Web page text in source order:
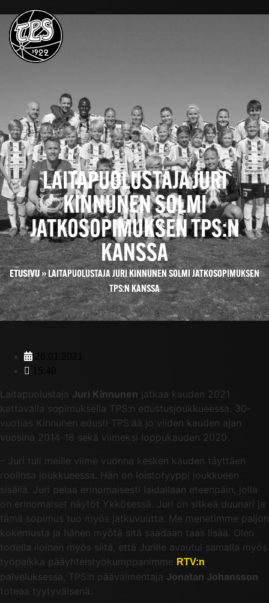
LAITAPUOLUSTAJA JURI
KINNUNEN SOLMI
JATKOSOPIMUKSEN TPS:N
KANSSA
ETUSIVU» LAITAPUOLUSTAJA JURI KINNUNEN SOLMI JATKOSOPIMUKSEN
TPS:N KANSSA
Laitapuolustaja Juri Kinnunen jatkaa kauden 2021
kattavalla sopimuksella TPS:n edustusjoukkueessa. 30-
vuotias Kinnunen edusti TPS:ää jo viiden kauden ajan
vuosina 2014-18 sekä viimeksi loppukauden 2020.
– Juri tuli meille viime vuonna kesken kauden täyttäen
roolinsa joukkueessa. Hän on loistotyyppi joukkueen
sisällä. Juri pelaa erinomaisesti laidallaan eteenpäin, jolla
on erinomaiset näytöt Ykkösessä. Juri on sitkeä duunari ja
tämä sopimus tuo myös jatkuvuutta. Me menetimme paljon
kokemusta ja hänen myötä sitä saadaan taas lisää. Olen
todella iloinen myös siitä, että Jurille avautui samalla myös
työpaikka pääyhteistyökumppanimme RTV:n
palveluksessa, TPS:n päävalmentaja Jonatan Johansson
toteaa tyytyväisenä.